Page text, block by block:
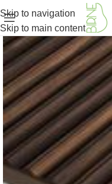
Skip to navigation
Skip to main content